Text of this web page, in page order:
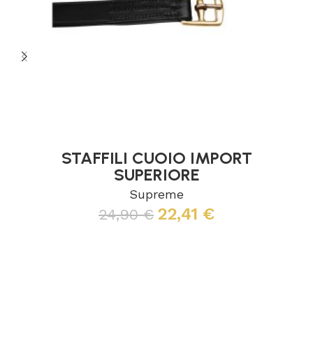
STAFFILI CUOIO IMPORT
SUPERIORE
Supreme
24,90€ 22,41 €